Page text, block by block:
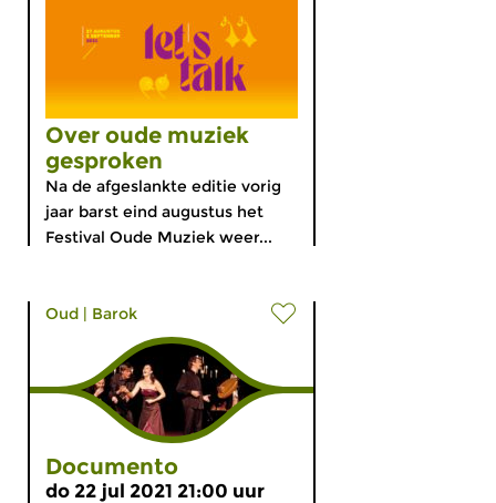
Over oude muziek
gesproken
Na de afgeslankte editie vorig
jaar barst eind augustus het
Festival Oude Muziek weer...
Oud | Barok
Documento
do 22 jul 2021 21:00 uur